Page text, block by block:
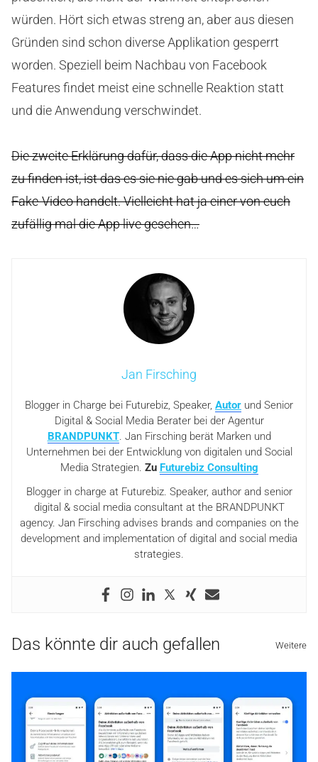
würden. Hört sich etwas streng an, aber aus diesen
Gründen sind schon diverse Applikation gesperrt
worden. Speziell beim Nachbau von Facebook
Features findet meist eine schnelle Reaktion statt
und die Anwendung verschwindet.
Die zweite Erklärung dafür, dass die App nicht mehr
zu finden ist, ist das es sie nie gab und es sich um ein
Fake-Video handelt. Vielleicht hat ja einer von euch
zufällig mal die App live gesehen…
Jan Firsching
Blogger in Charge bei Futurebiz, Speaker, Autor und Senior
Digital & Social Media Berater bei der Agentur
BRANDPUNKT. Jan Firsching berät Marken und
Unternehmen bei der Entwicklung von digitalen und Social
Media Strategien. Zu Futurebiz Consulting
Blogger in charge at Futurebiz. Speaker, author and senior
digital & social media consultant at the BRANDPUNKT
agency. Jan Firsching advises brands and companies on the
development and implementation of digital and social media
strategies.
Das könnte dir auch gefallen Weitere